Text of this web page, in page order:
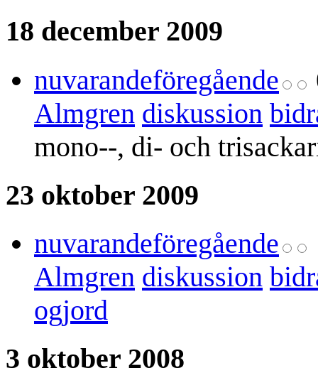
18 december 2009
nuvarandeföregående
Almgren diskussion
mono--, di- och
23 oktober 2009
nuvarandeföregående
Almgren diskussion
ogjord
3 oktober 2008